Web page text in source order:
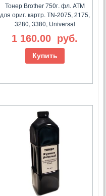
Тонер Brother 750г. фл. ATM
для ориг. картр. TN-2075, 2175,
3280, 3380, Universal
1 160.00 руб.
Купить